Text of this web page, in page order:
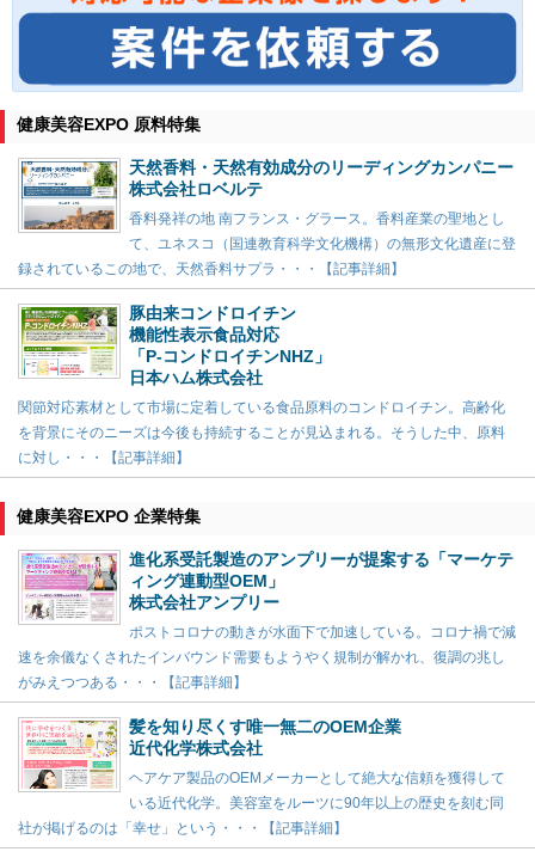
健康美容EXPO 原料特集
天然香料・天然有効成分のリーディングカンパニー
株式会社ロベルテ
香料発祥の地 南フランス・グラース。香料産業の聖地とし
て、ユネスコ（国連教育科学文化機構）の無形文化遺産に登
録されているこの地で、天然香料サプラ・・・【記事詳細】
豚由来コンドロイチン
機能性表示食品対応
「P-コンドロイチンNHZ」
日本ハム株式会社
関節対応素材として市場に定着している食品原料のコンドロイチン。高齢化
を背景にそのニーズは今後も持続することが見込まれる。そうした中、原料
に対し・・・【記事詳細】
健康美容EXPO 企業特集
進化系受託製造のアンプリーが提案する「マーケテ
ィング連動型OEM」
株式会社アンプリー
ポストコロナの動きが水面下で加速している。コロナ禍で減
速を余儀なくされたインバウンド需要もようやく規制が解かれ、復調の兆し
がみえつつある・・・【記事詳細】
髪を知り尽くす唯一無二のOEM企業
近代化学株式会社
ヘアケア製品のOEMメーカーとして絶大な信頼を獲得して
いる近代化学。美容室をルーツに90年以上の歴史を刻む同
社が掲げるのは「幸せ」という・・・【記事詳細】